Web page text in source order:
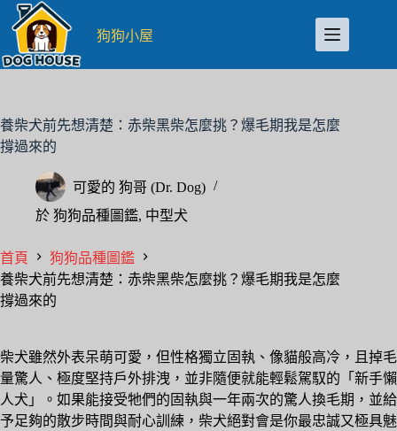
至
主
容
狗狗小屋
養柴犬前先想清楚：赤柴黑柴怎麼挑？爆毛期我是怎麼
撐過來的
可愛的 狗哥 (Dr. Dog)
於 狗狗品種圖鑑, 中型犬
首頁
狗狗品種圖鑑
養柴犬前先想清楚：赤柴黑柴怎麼挑？爆毛期我是怎麼
撐過來的
柴犬雖然外表呆萌可愛，但性格獨立固執、像貓般高冷，且掉毛
量驚人、極度堅持戶外排洩，並非隨便就能輕鬆駕馭的「新手懶
人犬」。如果能接受牠們的固執與一年兩次的驚人換毛期，並給
予足夠的散步時間與耐心訓練，柴犬絕對會是你最忠誠又極具魅